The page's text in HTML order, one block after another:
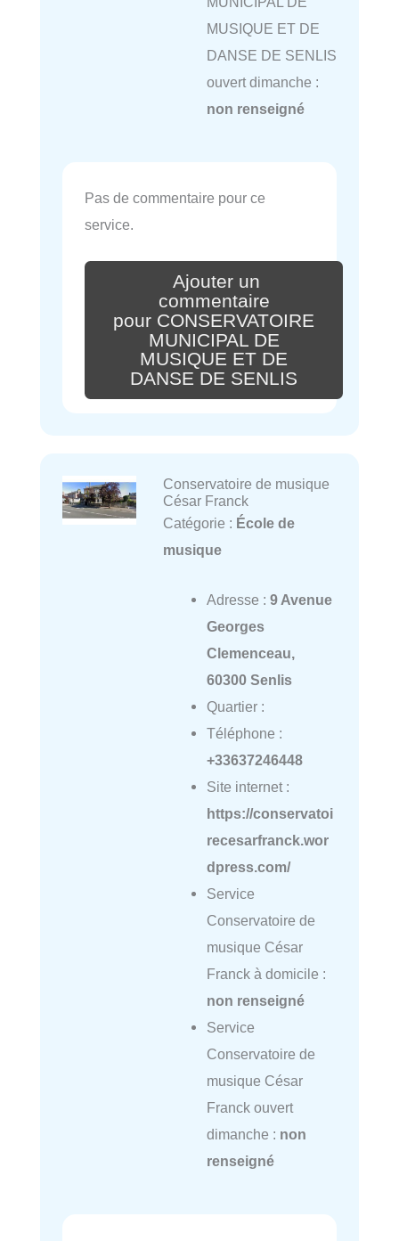
MUSIQUE ET DE
DANSE DE SENLIS
ouvert dimanche :
non renseigné
Pas de commentaire pour ce
service.
Ajouter un
commentaire
pour CONSERVATOIRE
MUNICIPAL DE
MUSIQUE ET DE
DANSE DE SENLIS
Conservatoire de musique
César Franck
Catégorie : École de
musique
Adresse : 9 Avenue
Georges
Clemenceau,
60300 Senlis
Quartier :
Téléphone :
+33637246448
Site internet :
https://conservatoi
recesarfranck.wor
dpress.com/
Service
Conservatoire de
musique César
Franck à domicile :
non renseigné
Service
Conservatoire de
musique César
Franck ouvert
dimanche : non
renseigné